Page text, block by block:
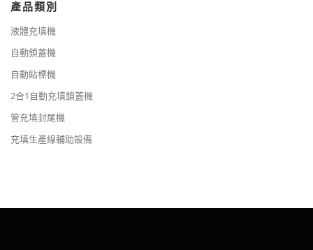
產品類別
液體充填機
自動鎖蓋機
自動貼標機
2合1自動充填鎖蓋機
管充填封尾機
充填生產線輔助設備